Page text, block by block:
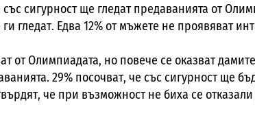
сигурност ще гледат предаванията от
гледат. Едва 12% от мъжете не проявяват
от Олимпиадата, но повече се оказват
29% посочват, че със сигурност ще
че при възможност не биха се отказали